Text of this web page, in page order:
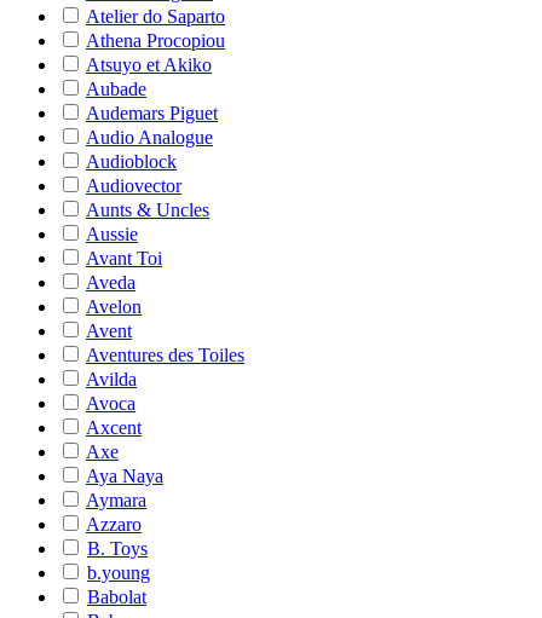
Atelier do Saparto
Athena Procopiou
Atsuyo et Akiko
Aubade
Audemars Piguet
Audio Analogue
Audioblock
Audiovector
Aunts & Uncles
Aussie
Avant Toi
Aveda
Avelon
Avent
Aventures des Toiles
Avilda
Avoca
Axcent
Axe
Aya Naya
Aymara
Azzaro
B. Toys
b.young
Babolat